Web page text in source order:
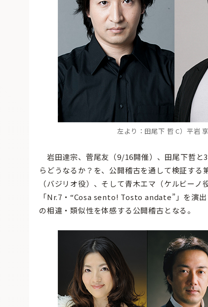
左より：田尾下 哲 C）平岩
岩田達宗、菅尾友（9/16開催）、田尾下哲と
らどうなるか？を、公開稽古を通して検証す
（バジリオ役）、そして青木エマ（ケルビー
「Nr.7・“Cosa sento! Tosto andate”」を演
の相違・類似性を体感する公開稽古となる。